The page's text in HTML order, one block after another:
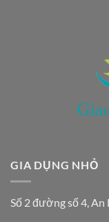
GIA DỤNG NHỎ
Số 2 đường số 4, An